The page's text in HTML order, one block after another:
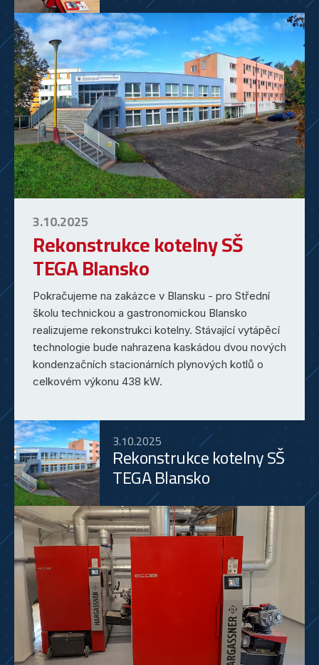
3.10.2025
Rekonstrukce kotelny SŠ
TEGA Blansko
Pokračujeme na zakázce v Blansku - pro Střední
školu technickou a gastronomickou Blansko
realizujeme rekonstrukci kotelny. Stávající vytápěcí
technologie bude nahrazena kaskádou dvou nových
kondenzačních stacionárních plynových kotlů o
celkovém výkonu 438 kW.
3.10.2025
Rekonstrukce kotelny SŠ
TEGA Blansko